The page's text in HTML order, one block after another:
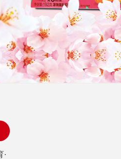
·